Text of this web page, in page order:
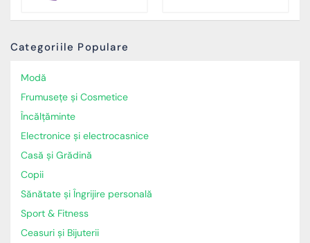
Categoriile Populare
Modă
Frumusețe și Cosmetice
Încălţăminte
Electronice și electrocasnice
Casă și Grădină
Copii
Sănătate și Îngrijire personală
Sport & Fitness
Ceasuri și Bijuterii